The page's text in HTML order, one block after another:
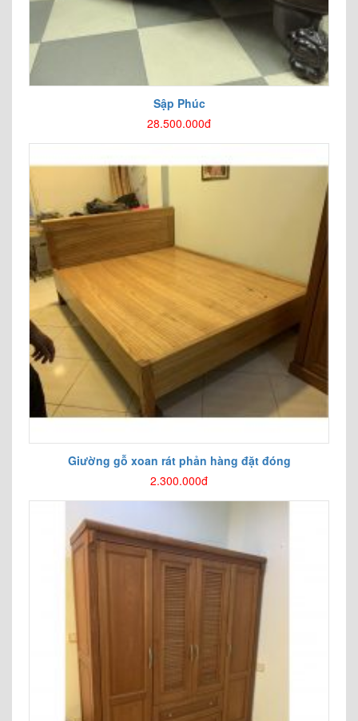
Sập Phúc
28.500.000đ
Giường gỗ xoan rát phản hàng đặt đóng
2.300.000đ